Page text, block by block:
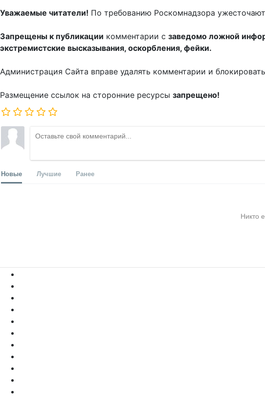
Уважаемые читатели! По требованию Роскомнадзора
Запрещены к публикации комментарии с заведомо ложной
экстремистские высказывания, оскорбления, фейки.
Администрация Сайта вправе удалять комментарии и
Размещение ссылок на сторонние ресурсы запрещено!
Новые Лучшие Ранее
Никто